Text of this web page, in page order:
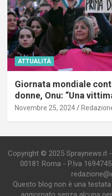
ATTUALITÀ
Giornata mondiale
donne, Onu: “Una
Novembre 25, 2024
Copyright © 2025 Spraynews.it
00181 Roma - P.Iva
Questo blog non è una